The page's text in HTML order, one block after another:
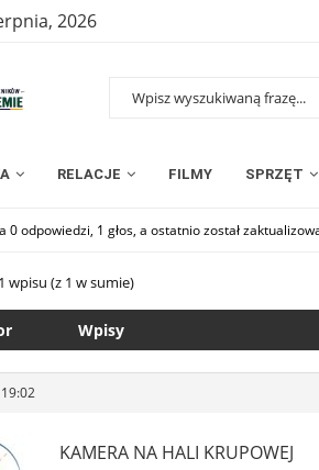
2026
RELACJE FILMY SPRZĘT
0 odpowiedzi, 1 głos, a ostatnio został
wpisu (z 1 w sumie)
Wpisy
KAMERA NA HALI KRUPOWEJ